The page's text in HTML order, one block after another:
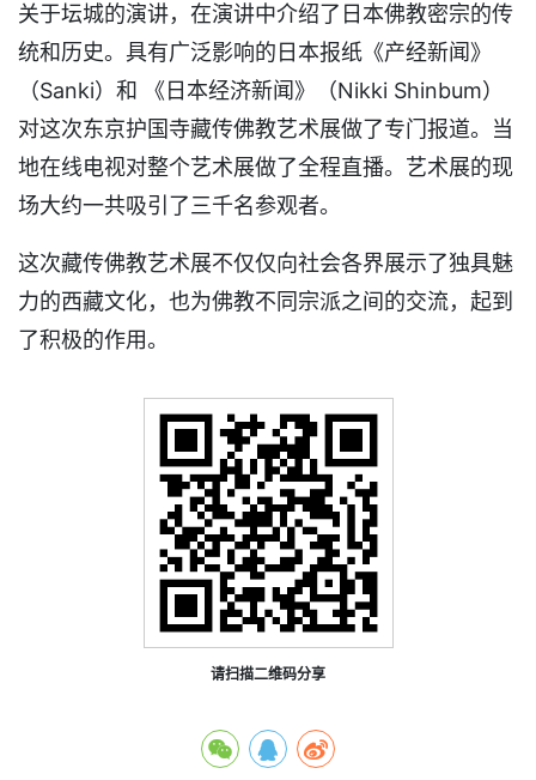
关于坛城的演讲，在演讲中介绍了日本佛教密宗的传
统和历史。具有广泛影响的日本报纸《产经新闻》
（Sanki）和 《日本经济新闻》（Nikki Shinbum）
对这次东京护国寺藏传佛教艺术展做了专门报道。当
地在线电视对整个艺术展做了全程直播。艺术展的现
场大约一共吸引了三千名参观者。
这次藏传佛教艺术展不仅仅向社会各界展示了独具魅
力的西藏文化，也为佛教不同宗派之间的交流，起到
了积极的作用。
请扫描二维码分享